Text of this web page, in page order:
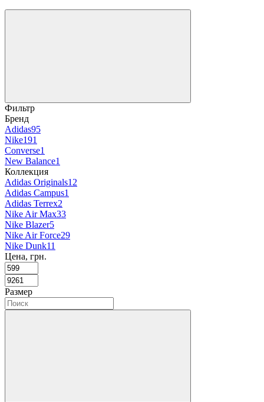
Фильтр
Бренд
Adidas95
Nike191
Converse1
New Balance1
Коллекция
Adidas Originals12
Adidas Campus1
Adidas Terrex2
Nike Air Max33
Nike Blazer5
Nike Air Force29
Nike Dunk11
Цена, грн.
Размер